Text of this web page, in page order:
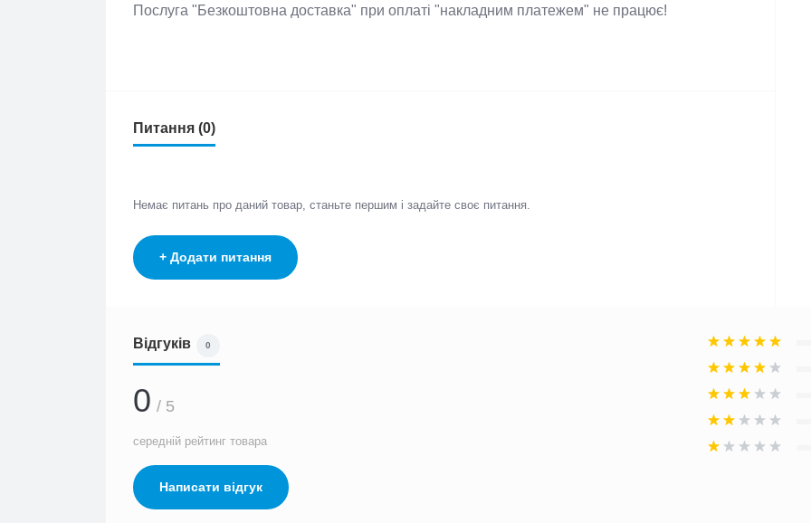
Послуга "Безкоштовна доставка" при оплаті "накладним платежем" не працює!
Питання (0)
Немає питань про даний товар, станьте першим і задайте своє питання.
+ Додати питання
Відгуків 0
0 / 5
середній рейтинг товара
Написати відгук